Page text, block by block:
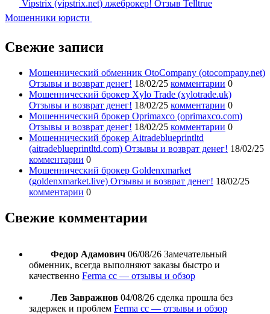
Vipstrix (vipstrix.net) лжеброкер! Отзыв Telltrue
Мошенники юристи
Свежие записи
Мошеннический обменник OtoCompany (otocompany.net)
Отзывы и возврат денег! 18/02/25 комментарии 0
Мошеннический брокер Xylo Trade (xylotrade.uk)
Отзывы и возврат денег! 18/02/25 комментарии 0
Мошеннический брокер Oprimaxco (oprimaxco.com)
Отзывы и возврат денег! 18/02/25 комментарии 0
Мошеннический брокер Aitradeblueprintltd
(aitradeblueprintltd.com) Отзывы и возврат денег! 18/02/25
комментарии 0
Мошеннический брокер Goldenxmarket
(goldenxmarket.live) Отзывы и возврат денег! 18/02/25
комментарии 0
Свежие комментарии
Федор Адамович 06/08/26 Замечательный
обменник, всегда выполняют заказы быстро и
качественно Ferma cc — отзывы и обзор
Лев Завражнов 04/08/26 сделка прошла без
задержек и проблем Ferma cc — отзывы и обзор